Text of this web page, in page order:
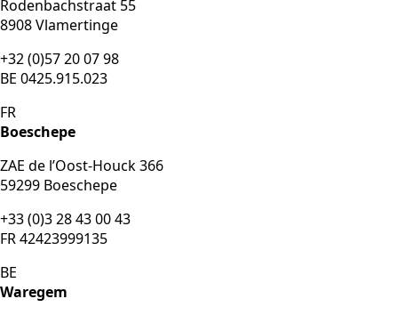
Rodenbachstraat 55
8908 Vlamertinge
+32 (0)57 20 07 98
BE 0425.915.023
FR
Boeschepe
ZAE de l’Oost-Houck 366
59299 Boeschepe
+33 (0)3 28 43 00 43
FR 42423999135
BE
Waregem